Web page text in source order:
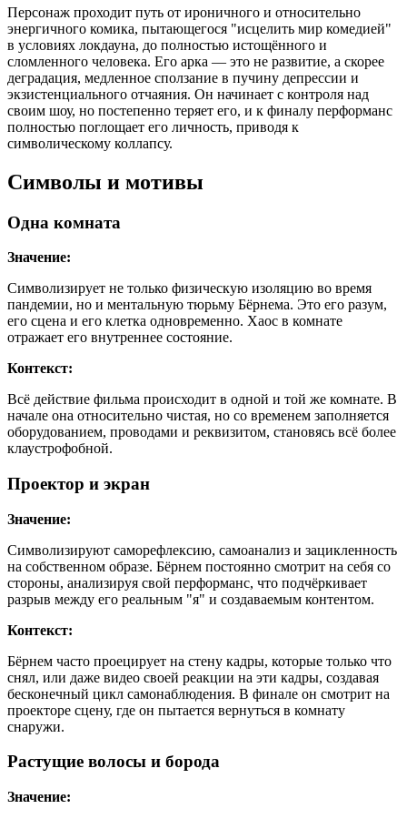
Персонаж проходит путь от ироничного и относительно
энергичного комика, пытающегося "исцелить мир комедией"
в условиях локдауна, до полностью истощённого и
сломленного человека. Его арка — это не развитие, а скорее
деградация, медленное сползание в пучину депрессии и
экзистенциального отчаяния. Он начинает с контроля над
своим шоу, но постепенно теряет его, и к финалу перформанс
полностью поглощает его личность, приводя к
символическому коллапсу.
Символы и мотивы
Одна комната
Значение:
Символизирует не только физическую изоляцию во время
пандемии, но и ментальную тюрьму Бёрнема. Это его разум,
его сцена и его клетка одновременно. Хаос в комнате
отражает его внутреннее состояние.
Контекст:
Всё действие фильма происходит в одной и той же комнате. В
начале она относительно чистая, но со временем заполняется
оборудованием, проводами и реквизитом, становясь всё более
клаустрофобной.
Проектор и экран
Значение:
Символизируют саморефлексию, самоанализ и зацикленность
на собственном образе. Бёрнем постоянно смотрит на себя со
стороны, анализируя свой перформанс, что подчёркивает
разрыв между его реальным "я" и создаваемым контентом.
Контекст:
Бёрнем часто проецирует на стену кадры, которые только что
снял, или даже видео своей реакции на эти кадры, создавая
бесконечный цикл самонаблюдения. В финале он смотрит на
проекторе сцену, где он пытается вернуться в комнату
снаружи.
Растущие волосы и борода
Значение: